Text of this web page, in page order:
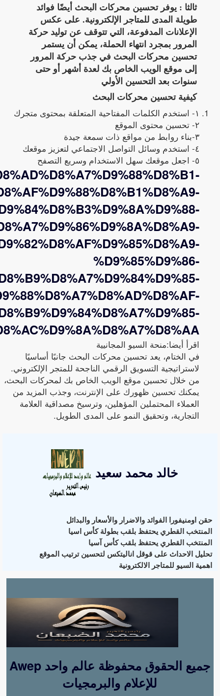
ثالثا : يوفر تحسين محركات البحث أيضًا فوائد
طويلة المدى للمتاجر الإلكترونية. على عكس
الإعلانات المدفوعة، التي تتوقف عن توليد حركة
المرور بمجرد انتهاء الحملة، يمكن أن يستمر
تحسين محركات البحث في جذب حركة المرور
إلى موقع الويب الخاص بك لعدة أشهر أو حتى
سنوات بعد التحسين الأولي
كيفية تحسين محركات البحث
١- استخدم الكلمات المفتاحية المتعلقة بمحتوى متجرك
٢- تحسين محتوى الموقع
٣-بناء روابط من مواقع ذات سمعة جيدة
٤- استخدم وسائل التواصل الاجتماعي لتعزيز موقعك
٥- اجعل موقعك سهل الاستخدام وسريع التصفح
%D9%85%D9%86-
اقرأ أيضا:منحة السيو المجانيية
في الختام، يعد تحسين محركات البحث جانبًا أساسيًا
لاستراتيجية التسويق الرقمي الناجحة للمتجر الإلكتروني.
من خلال تحسين موقع الويب الخاص بك لمحركات البحث،
يمكنك تحسين ظهورك على الإنترنت، وجذب المزيد من
العملاء المحتملين المؤهلين، وترسيخ مصداقية العلامة
التجارية، وتحقيق النمو على المدى الطويل.
خالد محمد سعيد
حقن اومنيفورا الفوائد والاضرار والأسعار والبدائل
المنتخب القطري يحتفظ بلقب بطولة كأس اسيا
المنتخب القطري يحتفظ بلقب كأس آسيا
تحليل الاحداث على قوقل اناليتكس لتحسين ترتيب الموقع
اهمية السيو للمتاجر الالكترونية
Awep جميع الحقوق محفوظة عالم واحد
للإعلام والبرمجيات